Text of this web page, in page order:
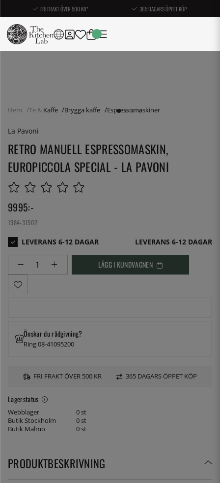
FRI FRAKT ÖVER 500 KR* 365 DAGARS ÖPPET KÖP
Hem Te & Kaffe Brygga kaffe Espressomaskiner
La Pavoni
RETRO MANUELL ESPRESSOMASKIN,
EUROPICCOLA SPECIAL - LA PAVONI
9995:-
1984-31502
LEVERANS 6-12 DAGAR
LÄGG I KUNDVAGNEN
Lagerstatus
Webblager
0 st
Butik Stockholm
0 st
Butik Malmö
0 st
Önskar du rådgivning?
Ring 08-41095200
FRI FRAKT ÖVER 500 KR 365 DAGARS ÖPPET KÖP
PRODUKTBESKRIVNING